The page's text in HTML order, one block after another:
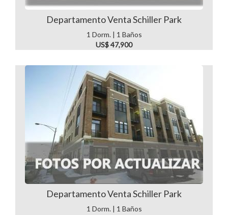
Departamento Venta Schiller Park
1 Dorm. | 1 Baños
US$ 47,900
Departamento Venta Schiller Park
1 Dorm. | 1 Baños